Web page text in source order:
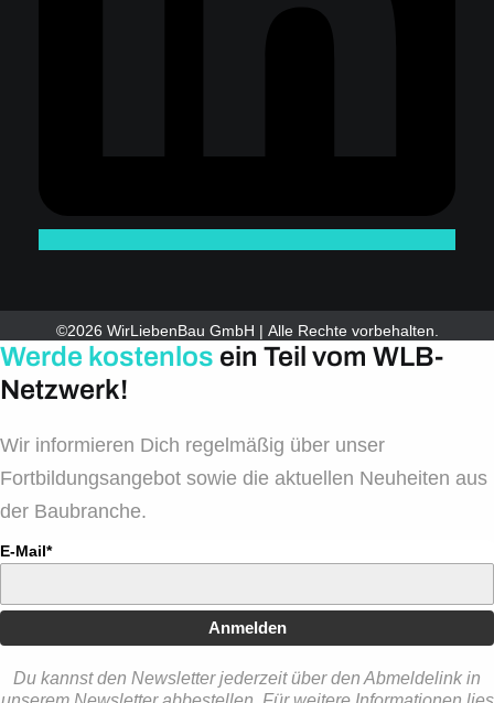
©2026 WirLiebenBau GmbH | Alle Rechte vorbehalten.
Werde kostenlos ein Teil vom WLB-
Netzwerk!
Wir informieren Dich regelmäßig über unser
Fortbildungsangebot sowie die aktuellen Neuheiten aus
der Baubranche.
E-Mail*
Anmelden
Du kannst den Newsletter jederzeit über den Abmeldelink in